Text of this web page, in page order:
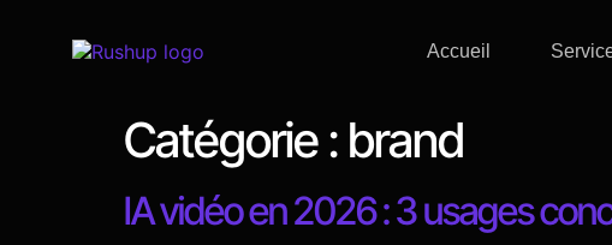
Accueil
Catégorie : brand
IA vidéo en 2026 : 3 usages